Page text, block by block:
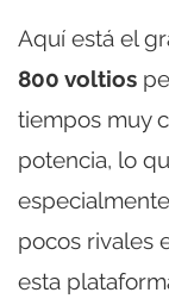
Aquí está el
800 voltios
tiempos muy
potencia, lo
pocos rivales
esta